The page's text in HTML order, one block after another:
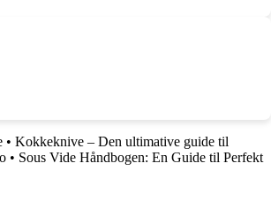
• Kokkeknive – Den ultimative guide til
• Sous Vide Håndbogen: En Guide til Perfekt